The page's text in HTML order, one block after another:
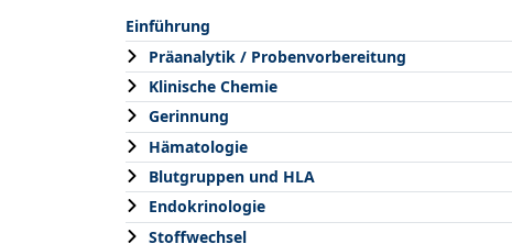
Einführung
Präanalytik / Probenvorbereitung
Klinische Chemie
Gerinnung
Hämatologie
Blutgruppen und HLA
Endokrinologie
Stoffwechsel